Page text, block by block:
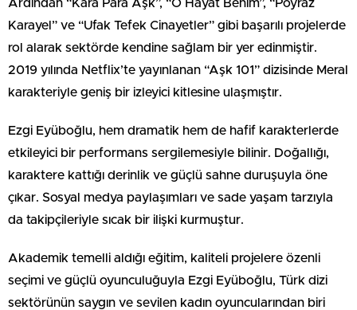
Ardından “Kara Para Aşk”, “O Hayat Benim”, “Poyraz
Karayel” ve “Ufak Tefek Cinayetler” gibi başarılı projelerde
rol alarak sektörde kendine sağlam bir yer edinmiştir.
2019 yılında Netflix’te yayınlanan “Aşk 101” dizisinde Meral
karakteriyle geniş bir izleyici kitlesine ulaşmıştır.
Ezgi Eyüboğlu, hem dramatik hem de hafif karakterlerde
etkileyici bir performans sergilemesiyle bilinir. Doğallığı,
karaktere kattığı derinlik ve güçlü sahne duruşuyla öne
çıkar. Sosyal medya paylaşımları ve sade yaşam tarzıyla
da takipçileriyle sıcak bir ilişki kurmuştur.
Akademik temelli aldığı eğitim, kaliteli projelere özenli
seçimi ve güçlü oyunculuğuyla Ezgi Eyüboğlu, Türk dizi
sektörünün saygın ve sevilen kadın oyuncularından biri